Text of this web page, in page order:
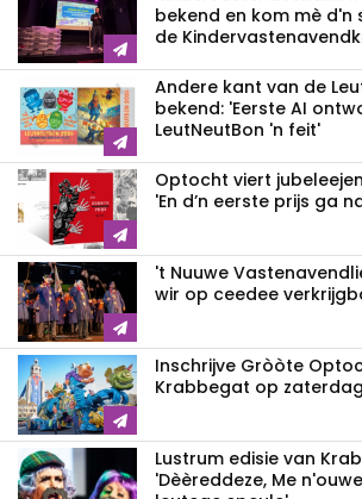
bekend en kom mè d'n
de
Andere kant van de
bekend: 'Eerste AI
LeutNeutBon 'n feit'
Optocht viert
'En d’n eerste prijs ga
't Nuuwe
wir op ceedee
Inschrijve Gròòte
Krabbegat op
Lustrum edisie van
'Dèèreddeze, Me